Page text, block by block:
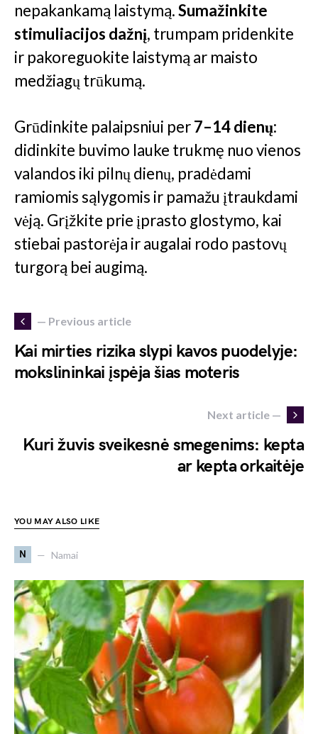
nepakankamą laistymą.Sumažinkite
stimuliacijos dažnį, trumpam pridenkite
ir pakoreguokite laistymą ar maisto
medžiagų trūkumą.
Grūdinkite palaipsniui per7–14 dienų:
didinkite buvimo lauke trukmę nuo vienos
valandos iki pilnų dienų, pradėdami
ramiomis sąlygomis ir pamažu įtraukdami
vėją. Grįžkite prie įprasto glostymo, kai
stiebai pastorėja ir augalai rodo pastovų
turgorą bei augimą.
— Previous article
Kai mirties rizika slypi kavos puodelyje:
mokslininkai įspėja šias moteris
Next article —
Kuri žuvis sveikesnė smegenims: kepta
ar kepta orkaitėje
YOU MAY ALSO LIKE
N Namai